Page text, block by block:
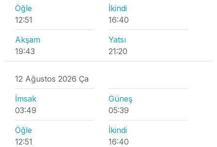
Öğle
12:51
İkindi
16:40
Akşam
19:43
Yatsı
21:20
12 Ağustos 2026 Ça
İmsak
03:49
Güneş
05:39
Öğle
12:51
İkindi
16:40